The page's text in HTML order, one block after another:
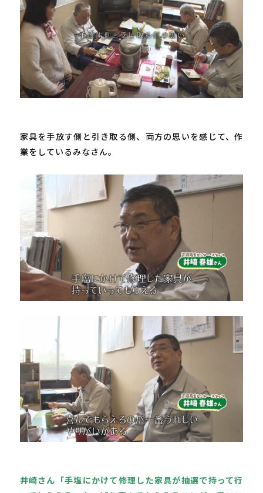
家具を手放す側と引き取る側、両方の思いを感じて、作
業をしているみなさん。
井崎さん「手塩にかけて修理した家具が抽選で持って行